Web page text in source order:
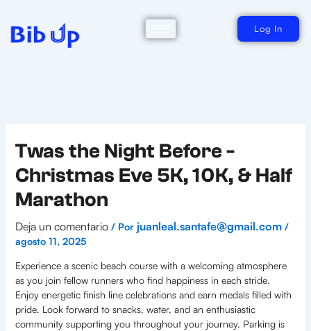
contenido
Log In
Twas the Night Before -
Christmas Eve 5K, 10K, & Half
Marathon
Deja un comentario / Por juanleal.santafe@gmail.com /
agosto 11, 2025
Experience a scenic beach course with a welcoming atmosphere
as you join fellow runners who find happiness in each stride.
Enjoy energetic finish line celebrations and earn medals filled with
pride. Look forward to snacks, water, and an enthusiastic
community supporting you throughout your journey. Parking is